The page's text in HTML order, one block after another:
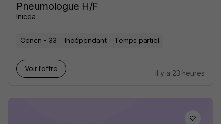
Pneumologue H/F
Inicea
Cenon - 33 Indépendant Temps partiel
Voir l’offre
il y a 23 heures